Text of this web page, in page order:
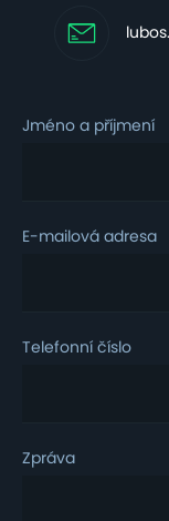
Jméno a příjmení
E-mailová adresa
Telefonní číslo
Zpráva